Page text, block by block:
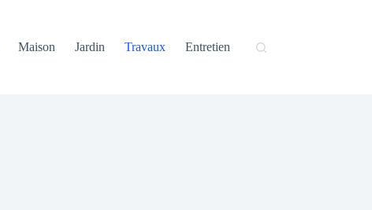
Maison Jardin Travaux Entretien